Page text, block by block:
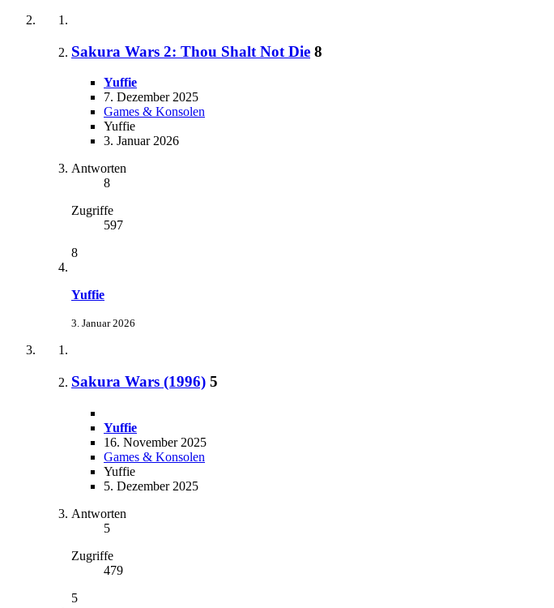
Sakura Wars 2: Thou Shalt Not Die 8
Yuffie
7. Dezember 2025
Games & Konsolen
Yuffie
3. Januar 2026
Antworten
8
Zugriffe
597
8
Yuffie
3. Januar 2026
Sakura Wars (1996) 5
Yuffie
16. November 2025
Games & Konsolen
Yuffie
5. Dezember 2025
Antworten
5
Zugriffe
479
5